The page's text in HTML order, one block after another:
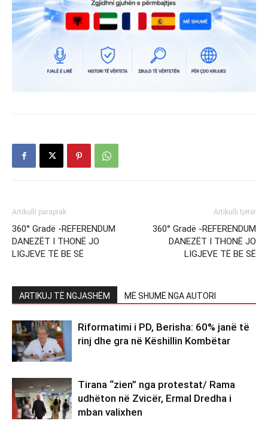
Artikulli paraprak
360° Gradë -REFERENDUM
DANEZËT I THONË JO
LIGJEVE TË BE SË
Artikulli tjetër
360° Gradë -REFERENDUM
DANEZËT I THONË JO
LIGJEVE TË BE SË
ARTIKUJ TË NGJASHËM MË SHUMË NGA AUTORI
Riformatimi i PD, Berisha: 60% janë të
rinj dhe gra në Këshillin Kombëtar
Tirana “zien” nga protestat/ Rama
udhëton në Zvicër, Ermal Dredha i
mban valixhen